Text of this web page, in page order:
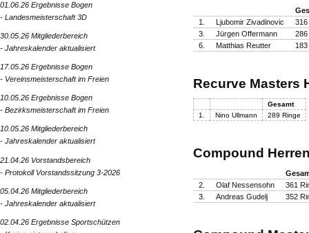
1.
Ljubomir Zivadinovic
316
3.
Jürgen Offermann
286
6.
Matthias Reutter
Recurve Masters
Gesamt
1.
Nino Ullmann 289 Ringe
Compound
2.
Olaf Nessensohn
361
3.
Andreas Gudelj 352
01.06.26 Ergebnisse Bogen
- Landesmeisterschaft 3D
30.05.26 Mitgliederbereich
- Jahreskalender aktualisiert
17.05.26 Ergebnisse Bogen
- Vereinsmeisterschaft im Freien
10.05.26 Ergebnisse Bogen
- Bezirksmeisterschaft im Freien
10.05.26 Mitgliederbereich
- Jahreskalender aktualisiert
21.04.26 Vorstandsbereich
- Protokoll Vorstandssitzung 3-2026
05.04.26 Mitgliederbereich
- Jahreskalender aktualisiert
02.04.26 Ergebnisse Sportschützen